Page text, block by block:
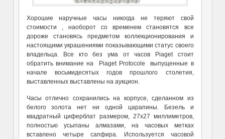
Хорошие наручные часы никогда не теряют свой
стоимости , наоборот со временем становятся все
дороже становясь предметом коллекционирования и
настоящими украшениями показывающими статус своего
владельца. Все кто без ума от часов Piaget стоит
обратить внимание на Piaget Protocole выпущенные в
начале восьмидесятых годов прошлого столетия,
выставленных выставлены на аукцион.
Часы отлично сохранились на корпусе, сделанном из
белого золота нет ни одной царапины. Безель и
квадратный циферблат размером, 27х27 миллиметров,
полностью усыпаны алмазами, на часовых метках
вставлено четыре сапфира. Используется часовой